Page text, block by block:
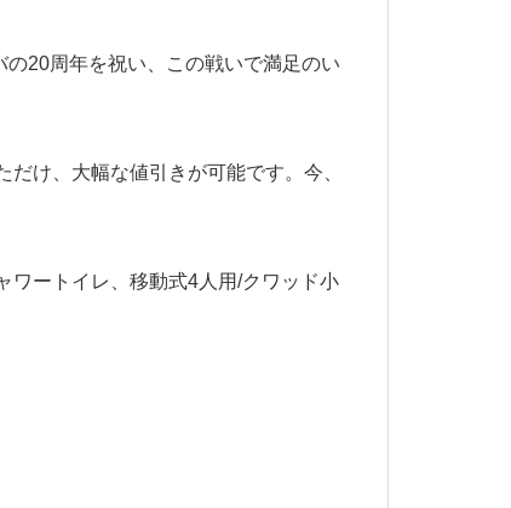
20周年を祝い、この戦いで満足のい
け、大幅な値引きが可能です。今、
ワートイレ、移動式4人用/クワッド小